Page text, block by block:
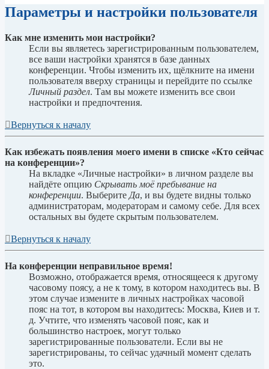
Параметры и настройки пользователя
Как мне изменить мои настройки?
Если вы являетесь зарегистрированным пользователем,
все ваши настройки хранятся в базе данных
конференции. Чтобы изменить их, щёлкните на имени
пользователя вверху страницы и перейдите по ссылке
Личный раздел. Там вы можете изменить все свои
настройки и предпочтения.
Вернуться к началу
Как избежать появления моего имени в списке «Кто сейчас
на конференции»?
На вкладке «Личные настройки» в личном разделе вы
найдёте опцию Скрывать моё пребывание на
конференции. Выберите Да, и вы будете видны только
администраторам, модераторам и самому себе. Для всех
остальных вы будете скрытым пользователем.
Вернуться к началу
На конференции неправильное время!
Возможно, отображается время, относящееся к другому
часовому поясу, а не к тому, в котором находитесь вы. В
этом случае измените в личных настройках часовой
пояс на тот, в котором вы находитесь: Москва, Киев и т.
д. Учтите, что изменять часовой пояс, как и
большинство настроек, могут только
зарегистрированные пользователи. Если вы не
зарегистрированы, то сейчас удачный момент сделать
это.